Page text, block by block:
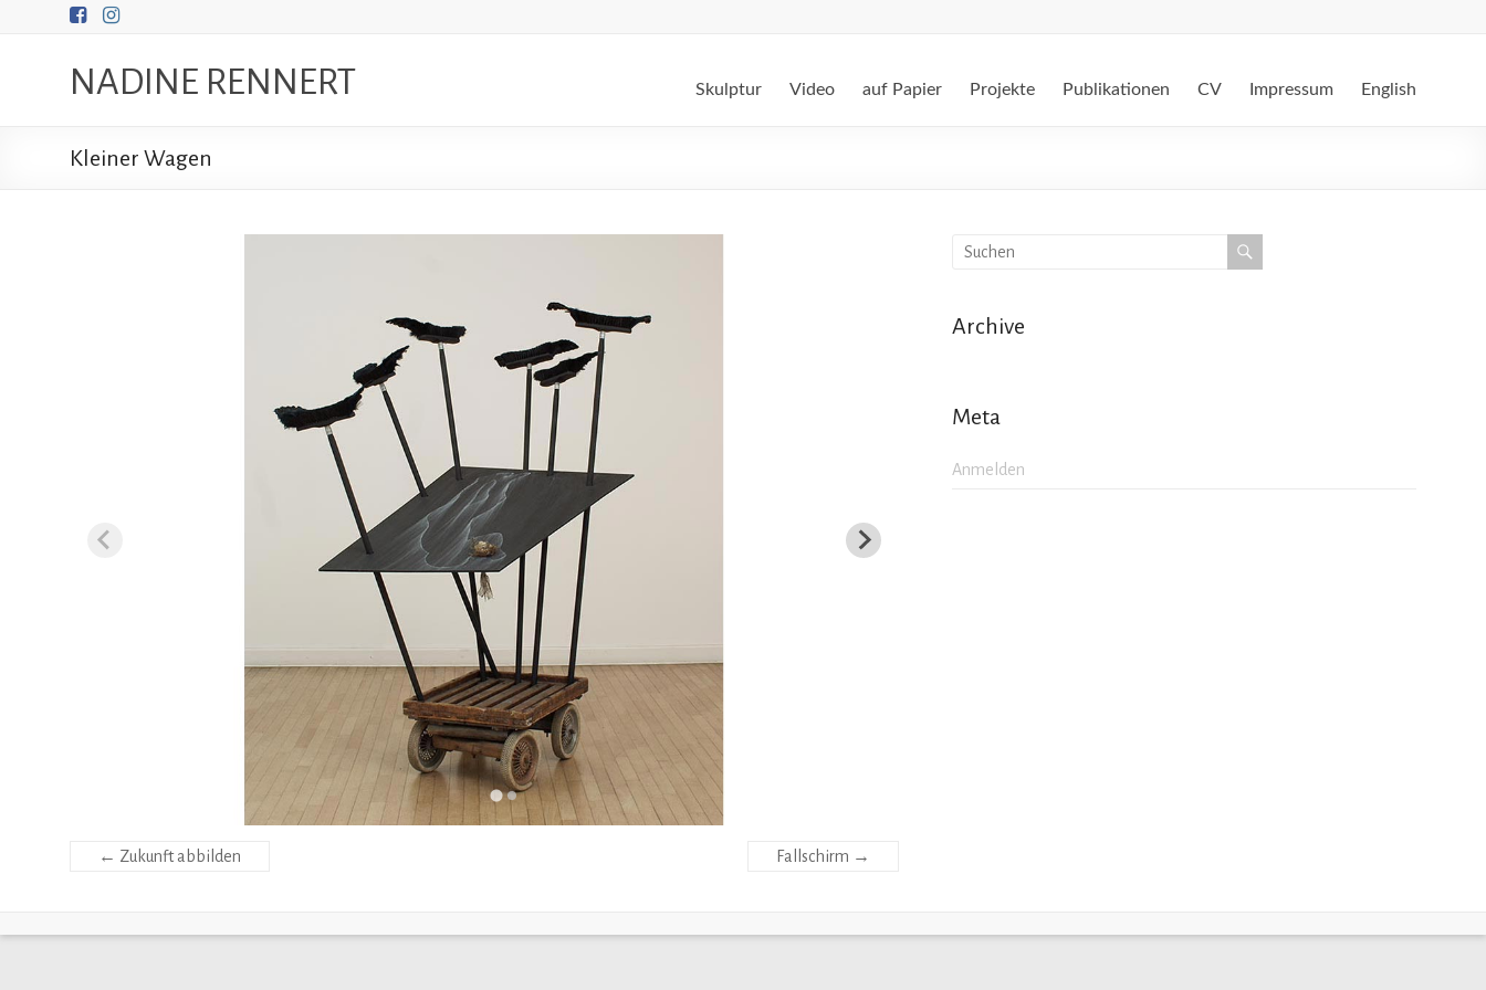
NADINE RENNERT Skulptur Video auf Papier Projekte Publikationen CV Impressum English
Kleiner Wagen
← Zukunft abbilden Fallschirm →
Archive
Meta
Anmelden